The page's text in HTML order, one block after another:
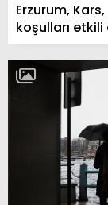
Erzurum,
koşulları etkili